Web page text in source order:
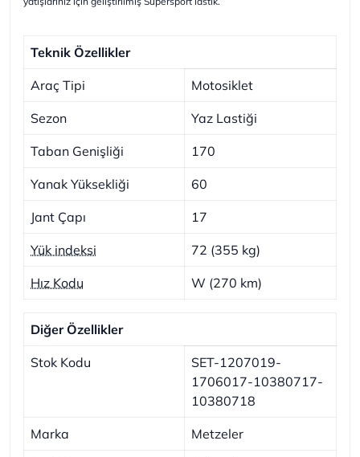
Teknik Özellikler
Araç Tipi Motosiklet
Sezon Yaz Lastiği
Taban Genişliği 170
Yanak Yüksekliği 60
Jant Çapı 17
Yük indeksi 72 (355 kg)
Hız Kodu W (270 km)
Diğer Özellikler
Stok Kodu
SET-1207019-
1706017-10380717-
10380718
Marka Metzeler